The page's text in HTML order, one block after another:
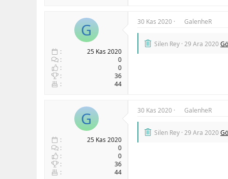
G
25 Kas 2020
0
0
36
44
30 Kas 2020 GalenheR
Silen Rey 29 Ara 2020
G
25 Kas 2020
0
0
36
44
30 Kas 2020 GalenheR
Silen Rey 29 Ara 2020